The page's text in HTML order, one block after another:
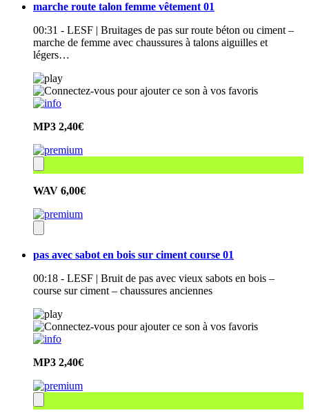
marche route talon femme vêtement 01
00:31 - LESF | Bruitages de pas sur route béton ou ciment –
marche de femme avec chaussures à talons aiguilles et
légers…
MP3 2,40€
WAV 6,00€
pas avec sabot en bois sur ciment course 01
00:18 - LESF | Bruit de pas avec vieux sabots en bois –
course sur ciment – chaussures anciennes
MP3 2,40€